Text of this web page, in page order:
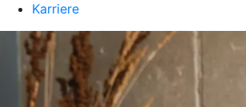
Karriere